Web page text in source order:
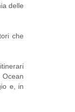
delle
che
e, in